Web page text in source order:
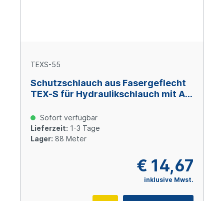
TEXS-55
Schutzschlauch aus Fasergeflecht
TEX-S für Hydraulikschlauch mit AD
Sofort verfügbar
Lieferzeit: 1-3 Tage
Lager: 88 Meter
€ 14,67
inklusive Mwst.